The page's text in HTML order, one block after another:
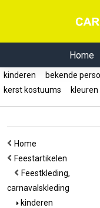
Home
kinderen bekende
kerst kostuums
Home
Feestartikelen
Feestkleding,
carnavalskleding
kinderen